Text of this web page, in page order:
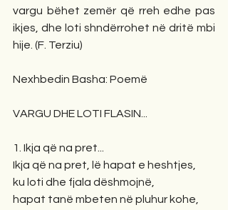
vargu bëhet zemër që rreh edhe pas
ikjes, dhe loti shndërrohet në dritë mbi
hije. (F. Terziu)
Nexhbedin Basha: Poemë
VARGU DHE LOTI FLASIN...
1. Ikja që na pret...
Ikja që na pret, lë hapat e heshtjes,
ku loti dhe fjala dëshmojnë,
hapat tanë mbeten në pluhur kohe,